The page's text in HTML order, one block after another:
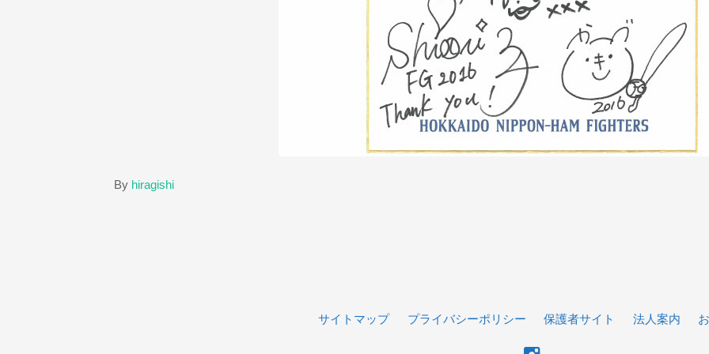
By hiragishi
サイトマップ プライバシーポリシー 保護者サイト 法人案内